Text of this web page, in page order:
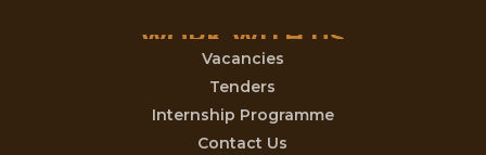
WORK WITH US
Vacancies
Tenders
Internship Programme
Contact Us